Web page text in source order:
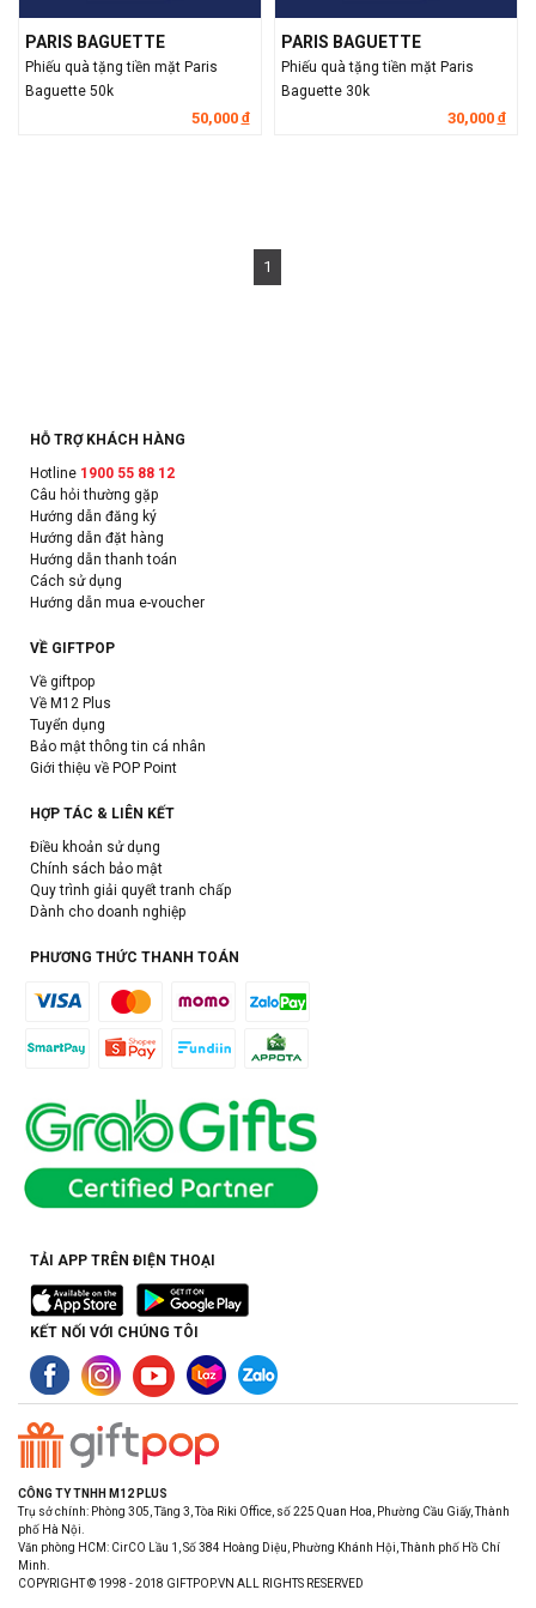
PARIS BAGUETTE
Phiếu quà tặng tiền mặt Paris
Baguette 50k
50,000 đ
PARIS BAGUETTE
Phiếu quà tặng tiền mặt Paris
Baguette 30k
30,000 đ
1
HỖ TRỢ KHÁCH HÀNG
Hotline 1900 55 88 12
Câu hỏi thường gặp
Hướng dẫn đăng ký
Hướng dẫn đặt hàng
Hướng dẫn thanh toán
Cách sử dụng
Hướng dẫn mua e-voucher
VỀ GIFTPOP
Về giftpop
Về M12 Plus
Tuyển dụng
Bảo mật thông tin cá nhân
Giới thiệu về POP Point
HỢP TÁC & LIÊN KẾT
Điều khoản sử dụng
Chính sách bảo mật
Quy trình giải quyết tranh chấp
Dành cho doanh nghiệp
PHƯƠNG THỨC THANH TOÁN
TẢI APP TRÊN ĐIỆN THOẠI
KẾT NỐI VỚI CHÚNG TÔI
CÔNG TY TNHH M12 PLUS
Trụ sở chính: Phòng 305, Tầng 3, Tòa Riki Office, số 225 Quan Hoa, Phường Cầu Giấy, Thành
phố Hà Nội.
Văn phòng HCM: CirCO Lầu 1, Số 384 Hoàng Diệu, Phường Khánh Hội, Thành phố Hồ Chí
Minh.
COPYRIGHT © 1998 - 2018 GIFTPOP.VN ALL RIGHTS RESERVED